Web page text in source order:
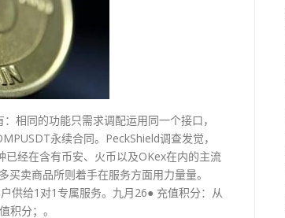
相同的功能只需求调配运用同一个接口，
永续合同。PeckShield调查发觉，
经在含有币安、火币以及OKex在内的主流
卖商品所则着手在服务方面用力量量。
供给1对1专属服务。九月26● 充值积分：从
积分；。